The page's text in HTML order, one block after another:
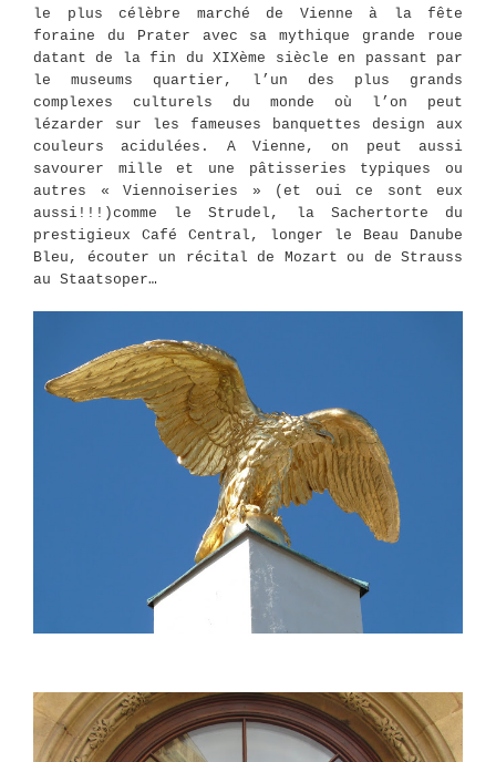
le plus célèbre marché de Vienne à la fête
foraine du Prater avec sa mythique grande roue
datant de la fin du XIXème siècle en passant par
le museums quartier, l’un des plus grands
complexes culturels du monde où l’on peut
lézarder sur les fameuses banquettes design aux
couleurs acidulées. A Vienne, on peut aussi
savourer mille et une pâtisseries typiques ou
autres « Viennoiseries » (et oui ce sont eux
aussi!!!)comme le Strudel, la Sachertorte du
prestigieux Café Central, longer le Beau Danube
Bleu, écouter un récital de Mozart ou de Strauss
au Staatsoper…